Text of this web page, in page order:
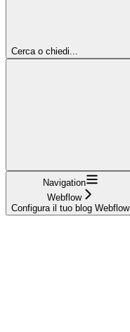
Cerca o chiedi...
Navigation
Webflow
Configura il tuo blog Webflow